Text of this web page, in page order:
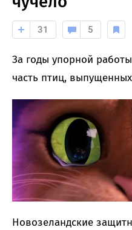
31 5
За годы упорной
часть птиц,
Новозеландские